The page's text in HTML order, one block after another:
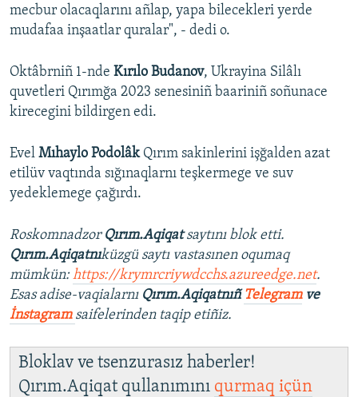
mecbur olacaqlarını añlap, yapa bilecekleri yerde
mudafaa inşaatlar quralar", - dedi o.
Oktâbrniñ 1-nde Kırılo Budanov, Ukrayina Silâlı
quvetleri Qırımğa 2023 senesiniñ baariniñ soñunace
kirecegini bildirgen edi.
Evel Mıhaylo PodolâkQırım sakinlerini işğalden azat
etilüv vaqtında sığınaqlarnı teşkermege ve suv
yedeklemege çağırdı.
Roskomnadzor Qırım.Aqiqatsaytını blok etti.
Qırım.Aqiqatnıküzgü saytı vastasınen oqumaq
mümkün:https://krymrcriywdcchs.azureedge.net.
Esas adise-vaqialarnı Qırım.Aqiqatnıñ Telegramve
İnstagram saifelerinden taqip etiñiz.
Bloklav ve tsenzurasız haberler!
Qırım.Aqiqat qullanımını qurmaq içün